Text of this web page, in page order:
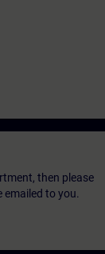
then please
to you.